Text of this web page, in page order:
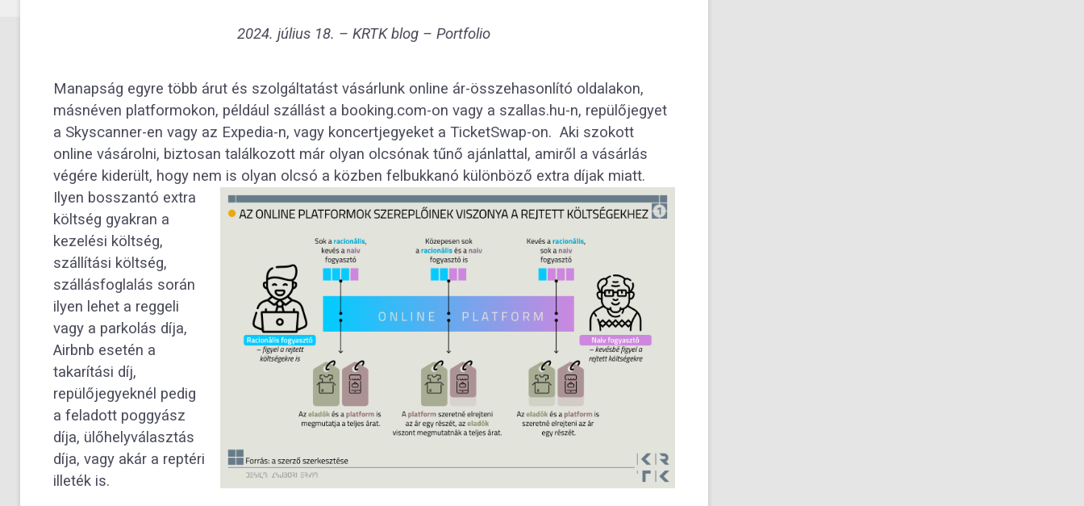
2024. július 18. – KRTK blog – Portfolio
Manapság egyre több árut és szolgáltatást vásárlunk online ár-összehasonlító oldalakon,
másnéven platformokon, például szállást a booking.com-on vagy a szallas.hu-n, repülőjegyet
a Skyscanner-en vagy az Expedia-n, vagy koncertjegyeket a TicketSwap-on. Aki szokott
online vásárolni, biztosan találkozott már olyan olcsónak tűnő ajánlattal, amiről a vásárlás
végére kiderült, hogy nem is olyan olcsó a közben felbukkanó különböző extra díjak miatt.
Ilyen bosszantó extra
költség gyakran a
kezelési költség,
szállítási költség,
szállásfoglalás során
ilyen lehet a reggeli
vagy a parkolás díja,
Airbnb esetén a
takarítási díj,
repülőjegyeknél pedig
a feladott poggyász
díja, ülőhelyválasztás
díja, vagy akár a reptéri
illeték is.